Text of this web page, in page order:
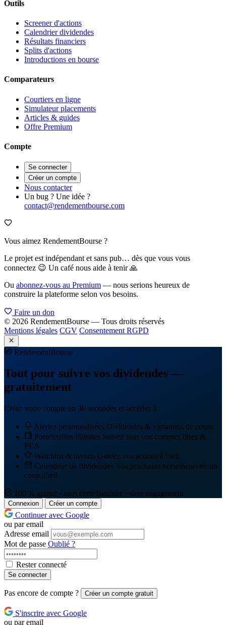
Outils
Screener d'actions
Calendrier dividendes
Résultats financiers
Splits d'actions
Introductions en bourse
Comparateurs
Courtiers en ligne
Simulateur placements
Articles & guides
Offre Premium
Compte
Se connecter
Créer un compte
Nous contacter
Un bug ? Une idée ?
contact@rendementbourse.com
Vous aimez RendementBourse ?
Le projet est indépendant et sans pub… dès que vous vous
connectez 😉 Un café nous aide à tenir 🙏
Ou abonnez-vous au Premium — nous serions heureux de
construire la plateforme selon vos besoins.
Faire un don
© 2026 RendementBourse — Tous droits réservés
Mentions légales CGV Consentement RGPD
RendementBourse
Tout pour suivre vos dividendes —
gratuitement
Créez votre compte en 30 secondes et accédez à :
Alertes personnalisées Dividendes & variations de cours
Portefeuilles illimités Suivez tous vos comptes titres &
PEA
Watchlist & favoris Gardez vos actions à l'œil
Calendrier de dividendes Vos prochains versements en un
coup d'œil
100 % gratuit · sans carte bancaire · sans engagement
Connexion Créer un compte
Continuer avec Google
ou par email
Adresse email
Mot de passe Oublié ?
Rester connecté
Se connecter
Pas encore de compte ? Créer un compte gratuit
S'inscrire avec Google
ou par email